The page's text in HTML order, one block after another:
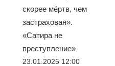
скорее мёртв, чем
застрахован».
«Сатира не
преступление»
23.01.2025 12:00